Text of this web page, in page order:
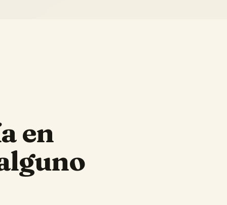
en